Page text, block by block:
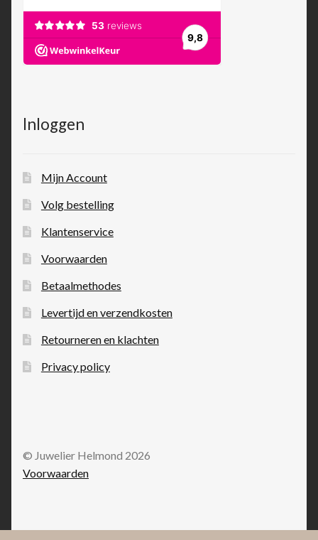
Inloggen
Mijn Account
Volg bestelling
Klantenservice
Voorwaarden
Betaalmethodes
Levertijd en verzendkosten
Retourneren en klachten
Privacy policy
© Juwelier Helmond 2026
Voorwaarden